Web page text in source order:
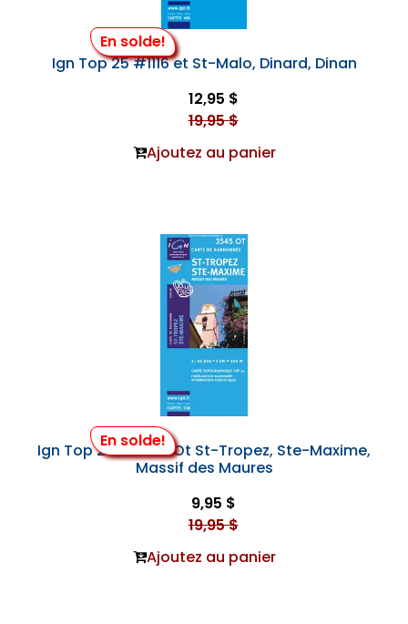
En solde!
Ign Top 25 #1116 et St-Malo, Dinard, Dinan
12,95 $
19,95 $
Ajoutez au panier
En solde!
Ign Top 25 #3545 Ot St-Tropez, Ste-Maxime,
Massif des Maures
9,95 $
19,95 $
Ajoutez au panier